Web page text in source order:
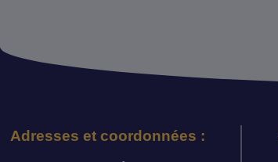
Adresses et coordonnées :